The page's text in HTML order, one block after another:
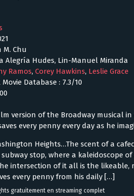
M. Chu
Alegría Hudes, Lin-Manuel Miranda
Ramos, Corey Hawkins, Leslie Grace
Database : 7.3/10
version of the Broadway musical
every penny every day as he
Heights…The scent of a
subway stop, where a kaleidoscope
intersection of it all is the likeable,
every penny from his daily […]
gratuitement en streaming complet